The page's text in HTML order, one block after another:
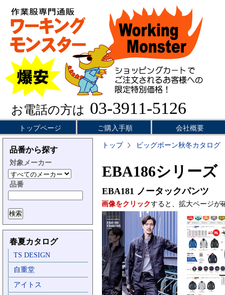
お電話の方は 03-3911-5126
トップページ ご購入手順 会社概要
品番から探す
対象メーカー
品番
春夏カタログ
TS DESIGN
自重堂
アイトス
トップ ビッグボーン秋冬カタログ
EBA186シリーズ
EBA181 ノータックパンツ
画像をクリックすると、拡大ページが